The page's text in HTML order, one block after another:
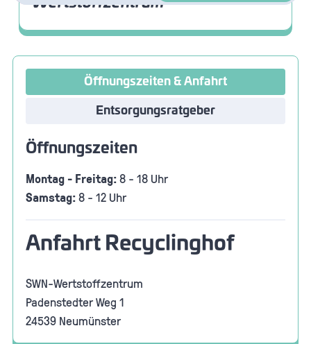
Öffnungszeiten & Anfahrt
Entsorgungsratgeber
Öffnungszeiten
Montag - Freitag:8 - 18 Uhr
Samstag:8 - 12 Uhr
Anfahrt Recyclinghof
SWN-Wertstoffzentrum
Padenstedter Weg 1
24539 Neumünster